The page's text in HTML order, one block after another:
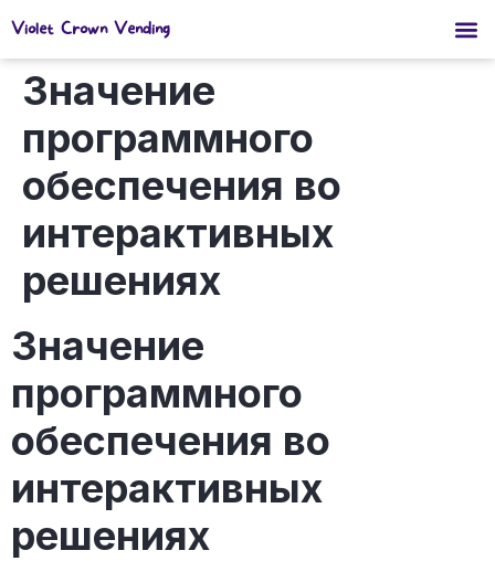
Violet Crown Vending
Значение
программного
обеспечения во
интерактивных
решениях
Значение
программного
обеспечения во
интерактивных
решениях